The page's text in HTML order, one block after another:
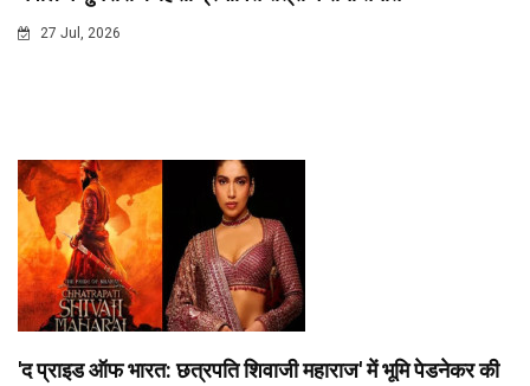
27 Jul, 2026
'द प्राइड ऑफ भारत: छत्रपति शिवाजी महाराज' में भूमि पेडनेकर की